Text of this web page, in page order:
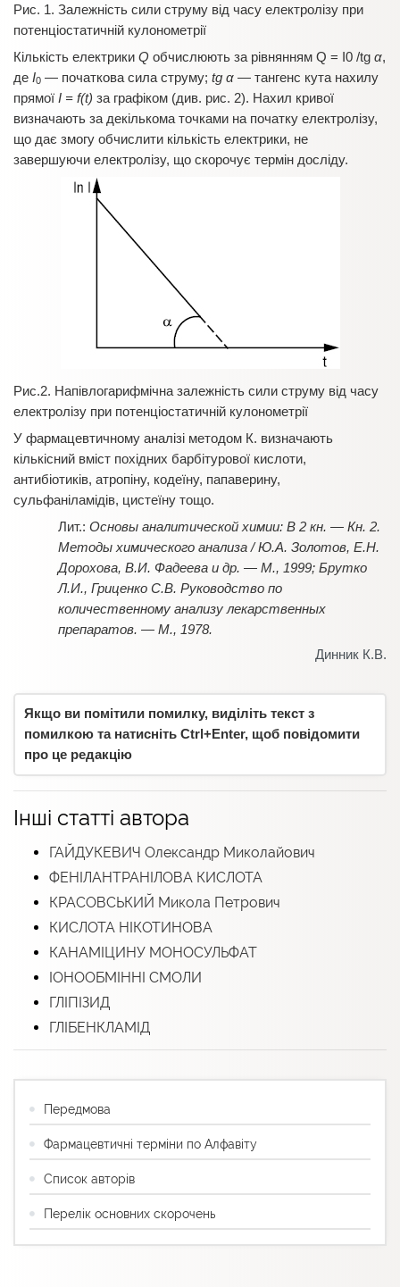
Рис. 1. Залежність сили струму від часу електролізу при
потенціостатичній кулонометрії
Кількість електрики Q обчислюють за рівнянням Q = I0 /tg α,
де I0 — початкова сила струму; tg α — тангенс кута нахилу
прямої I = f(t) за графіком (див. рис. 2). Нахил кривої
визначають за декількома точками на початку електролізу,
що дає змогу обчислити кількість електрики, не
завершуючи електролізу, що скорочує термін досліду.
Рис.2. Напівлогарифмічна залежність сили струму від часу
електролізу при потенціостатичній кулонометрії
У фармацевтичному аналізі методом К. визначають
кількісний вміст похідних барбітурової кислоти,
антибіотиків, атропіну, кодеїну, папаверину,
сульфаніламідів, цистеїну тощо.
Основы аналитической химии: В 2 кн. — Кн. 2.
Методы химического анализа / Ю.А. Золотов, Е.Н.
Дорохова, В.И. Фадеева и др. — М., 1999; Брутко
Л.И., Гриценко С.В. Руководство по
количественному анализу лекарственных
препаратов. — М., 1978.
Динник К.В.
Якщо ви помітили помилку, виділіть текст з
помилкою та натисніть Ctrl+Enter, щоб повідомити
про це редакцію
Інші статті автора
ГАЙДУКЕВИЧ Олександр Миколайович
ФЕНІЛАНТРАНІЛОВА КИСЛОТА
КРАСОВСЬКИЙ Микола Петрович
КИСЛОТА НІКОТИНОВА
КАНАМІЦИНУ МОНОСУЛЬФАТ
ІОНООБМІННІ СМОЛИ
ГЛІПІЗИД
ГЛІБЕНКЛАМІД
Передмова
Фармацевтичні терміни по Алфавіту
Список авторів
Перелік основних скорочень